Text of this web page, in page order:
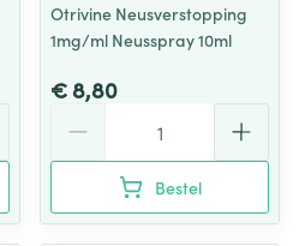
Otrivine Neusverstopping
1mg/ml Neusspray 10ml
€ 8,80
Bestel